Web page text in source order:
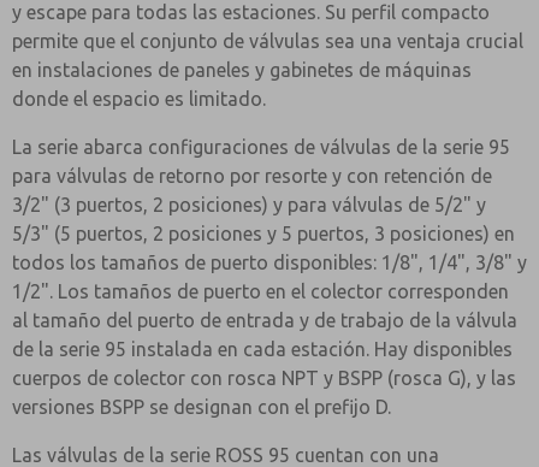
y escape para todas las estaciones. Su perfil compacto
permite que el conjunto de válvulas sea una ventaja crucial
en instalaciones de paneles y gabinetes de máquinas
donde el espacio es limitado.
La serie abarca configuraciones de válvulas de la serie 95
para válvulas de retorno por resorte y con retención de
3/2" (3 puertos, 2 posiciones) y para válvulas de 5/2" y
5/3" (5 puertos, 2 posiciones y 5 puertos, 3 posiciones) en
todos los tamaños de puerto disponibles: 1/8", 1/4", 3/8" y
1/2". Los tamaños de puerto en el colector corresponden
al tamaño del puerto de entrada y de trabajo de la válvula
de la serie 95 instalada en cada estación. Hay disponibles
cuerpos de colector con rosca NPT y BSPP (rosca G), y las
versiones BSPP se designan con el prefijo D.
Las válvulas de la serie ROSS 95 cuentan con una